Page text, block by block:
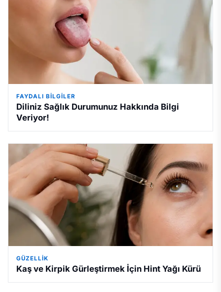
FAYDALI BILGILER
Diliniz Sağlık Durumunuz Hakkında Bilgi
Veriyor!
GÜZELLIK
Kaş ve Kirpik Gürleştirmek İçin Hint Yağı Kürü